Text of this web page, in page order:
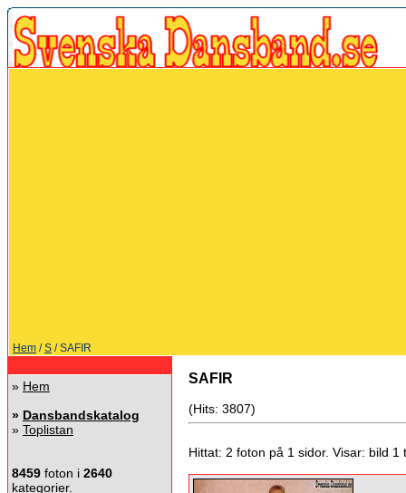
Hem /S / SAFIR
» Hem
» Dansbandskatalog
» Toplistan
8459 foton i 2640
kategorier.
SAFIR
(Hits: 3807)
Hittat: 2 foton på 1 sidor. Visar: bild 1